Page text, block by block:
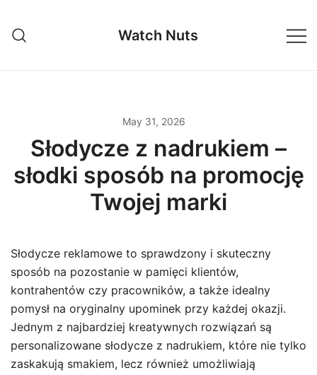
content
Watch Nuts
May 31, 2026
Słodycze z nadrukiem –
słodki sposób na promocję
Twojej marki
Słodycze reklamowe to sprawdzony i skuteczny
sposób na pozostanie w pamięci klientów,
kontrahentów czy pracowników, a także idealny
pomysł na oryginalny upominek przy każdej okazji.
Jednym z najbardziej kreatywnych rozwiązań są
personalizowane słodycze z nadrukiem, które nie tylko
zaskakują smakiem, lecz również umożliwiają